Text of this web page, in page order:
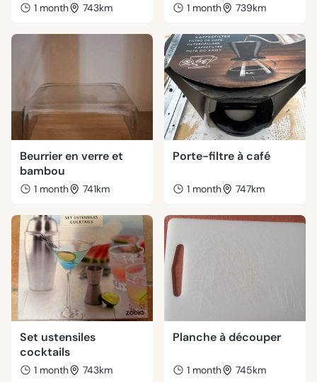
1 month 743km 1 month 739km
Beurrier en verre et
bambou
1 month 741km
Porte-filtre à café
1 month 747km
Set ustensiles
cocktails
1 month 743km
Planche à découper
1 month 745km